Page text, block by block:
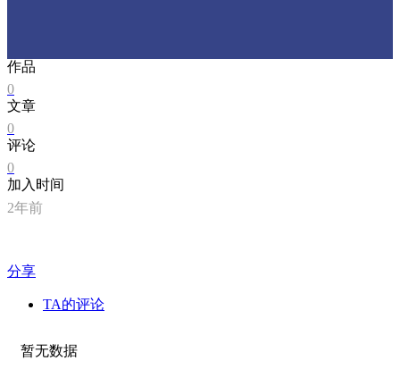
作品
0
文章
0
评论
0
加入时间
2年前
分享
TA的评论
暂无数据